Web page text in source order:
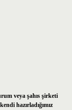
veya şahıs şirketi
hazırladığımız